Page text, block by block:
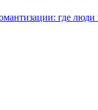
где люди